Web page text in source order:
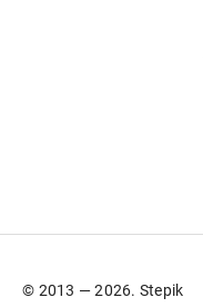
© 2013 — 2026. Stepik